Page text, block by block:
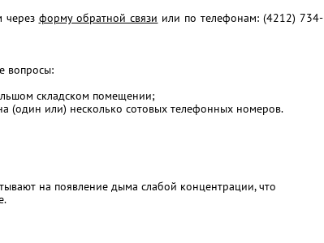
через форму обратной связи или по телефонам: (4212) 734-
вопросы:
складском помещении;
(один или) несколько сотовых телефонных номеров.
на появление дыма слабой концентрации, что